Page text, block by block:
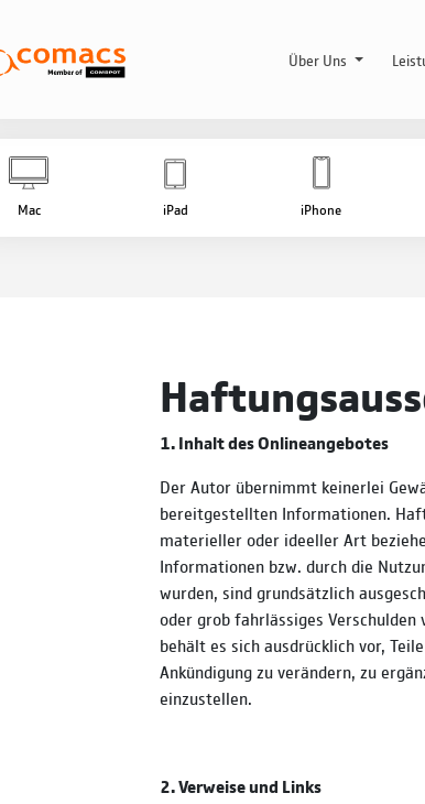
Über Uns
Mac iPad iPhone
1. Inhalt des Onlineangebotes
Der Autor übernimmt keinerlei
bereitgestellten Informationen.
materieller oder ideeller Art
Informationen bzw. durch die
wurden, sind grundsätzlich
oder grob fahrlässiges
behält es sich ausdrücklich vor,
Ankündigung zu verändern, zu
einzustellen.
2. Verweise und Links